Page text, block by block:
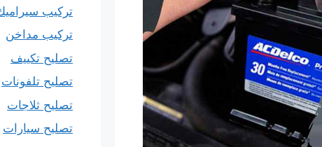
تركيب
تركيب مداخن
تصليح تكييف
تصليح تلفونات
تصليح ثلاجات
تصليح سيارات